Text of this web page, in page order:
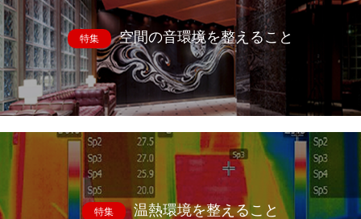
特集 空間の音環境を整えること
特集 温熱環境を整えること